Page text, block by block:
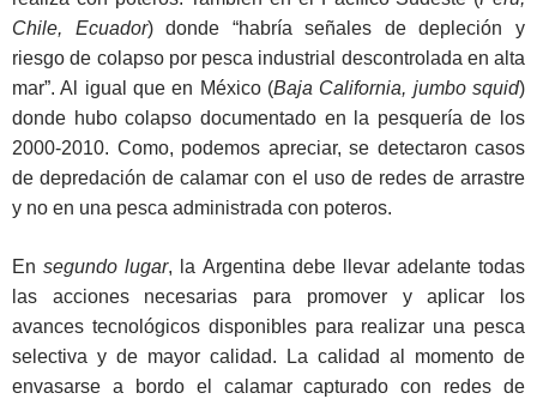
Chile, Ecuador) donde “habría señales de depleción y
riesgo de colapso por pesca industrial descontrolada en alta
mar”. Al igual que en México (Baja California, jumbo squid)
donde hubo colapso documentado en la pesquería de los
2000-2010. Como, podemos apreciar, se detectaron casos
de depredación de calamar con el uso de redes de arrastre
y no en una pesca administrada con poteros.
Ensegundo lugar, la Argentina debe llevar adelante todas
las acciones necesarias para promover y aplicar los
avances tecnológicos disponibles para realizar una pesca
selectiva y de mayor calidad. La calidad al momento de
envasarse a bordo el calamar capturado con redes de